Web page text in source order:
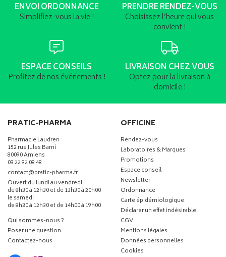
ENVOI ORDONNANCE
Simplifiez-vous la vie !
PRENDRE RENDEZ-VOUS
Choisissez l’heure qui vous
convient !
ESPACE CONSEILS
Profitez de nos événements !
LIVRAISON CHEZ VOUS
Optez pour la livraison à
domicile !
PRATIC-PHARMA
Pharmacie Laudren
152 rue Jules Barni
80090 Amiens
03 22 92 08 48
contact-
@-
pratic-pharma.fr
Ouvert du lundi au vendredi
de 8h30 à 12h30 et de 13h30 à 20h00
le samedi
de 8h30 à 12h30 et de 14h00 à 19h00
Qui sommes-nous ?
Poser une question
Contactez-nous
OFFICINE
Rendez-vous
Laboratoires & Marques
Promotions
Espace conseil
Newsletter
Ordonnance
Carte épidémiologique
Déclarer un effet indésirable
CGV
Mentions légales
Données personnelles
Cookies